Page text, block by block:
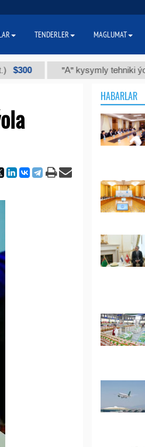
"А" kysymly tehniki ýody (t.)
HABARLAR
TENDERLER MAGLUMAT